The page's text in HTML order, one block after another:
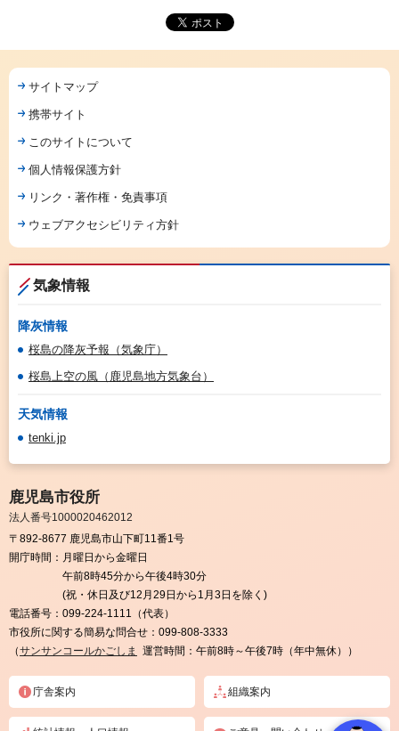
サイトマップ
携帯サイト
このサイトについて
個人情報保護方針
リンク・著作権・免責事項
ウェブアクセシビリティ方針
気象情報
降灰情報
桜島の降灰予報（気象庁）
桜島上空の風（鹿児島地方気象台）
天気情報
tenki.jp
鹿児島市役所
法人番号1000020462012
〒892-8677 鹿児島市山下町11番1号
開庁時間： 月曜日から金曜日
午前8時45分から午後4時30分
(祝・休日及び12月29日から1月3日を除く)
電話番号： 099-224-1111（代表）
市役所に関する簡易な問合せ： 099-808-3333
（サンサンコールかごしま 運営時間：午前8時～午後7時（年中無休））
庁舎案内 組織案内